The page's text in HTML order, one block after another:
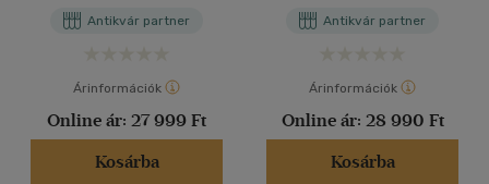
Antikvár partner
Árinformációk
Online ár: 27 999 Ft
Kosárba
Antikvár partner
Árinformációk
Online ár: 28 990 Ft
Kosárba